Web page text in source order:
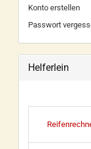
Konto erstellen
Passwort
Helferlein